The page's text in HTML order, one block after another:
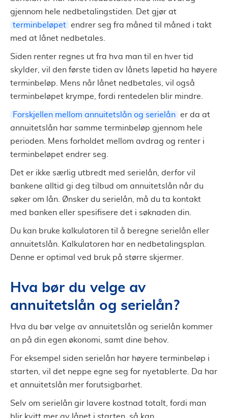
gjennom hele nedbetalingstiden. Det gjør at
terminbeløpet endrer seg fra måned til måned i takt
med at lånet nedbetales.
Siden renter regnes ut fra hva man til en hver tid
skylder, vil den første tiden av lånets løpetid ha høyere
terminbeløp. Mens når lånet nedbetales, vil også
terminbeløpet krympe, fordi rentedelen blir mindre.
Forskjellen mellom annuitetslån og serielån er da at
annuitetslån har samme terminbeløp gjennom hele
perioden. Mens forholdet mellom avdrag og renter i
terminbeløpet endrer seg.
Det er ikke særlig utbredt med serielån, derfor vil
bankene alltid gi deg tilbud om annuitetslån når du
søker om lån. Ønsker du serielån, må du ta kontakt
med banken eller spesifisere det i søknaden din.
Du kan bruke kalkulatoren til å beregne serielån eller
annuitetslån. Kalkulatoren har en nedbetalingsplan.
Denne er optimal ved bruk på større skjermer.
Hva bør du velge av
annuitetslån og serielån?
Hva du bør velge av annuitetslån og serielån kommer
an på din egen økonomi, samt dine behov.
For eksempel siden serielån har høyere terminbeløp i
starten, vil det neppe egne seg for nyetablerte. Da har
et annuitetslån mer forutsigbarhet.
Selv om serielån gir lavere kostnad totalt, fordi man